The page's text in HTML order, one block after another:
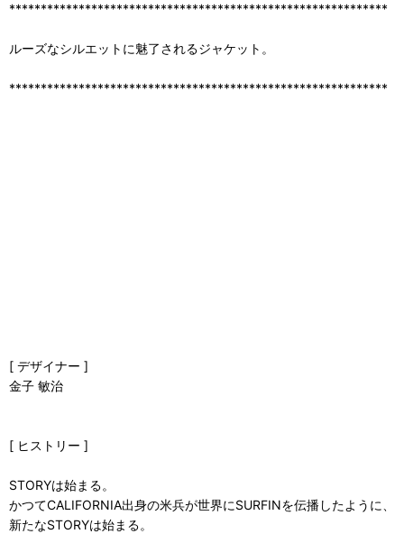
************************************************************
ルーズなシルエットに魅了されるジャケット。
************************************************************
[ デザイナー ]
金子 敏治
[ ヒストリー ]
STORYは始まる。
かつてCALIFORNIA出身の米兵が世界にSURFINを伝播したように、
新たなSTORYは始まる。